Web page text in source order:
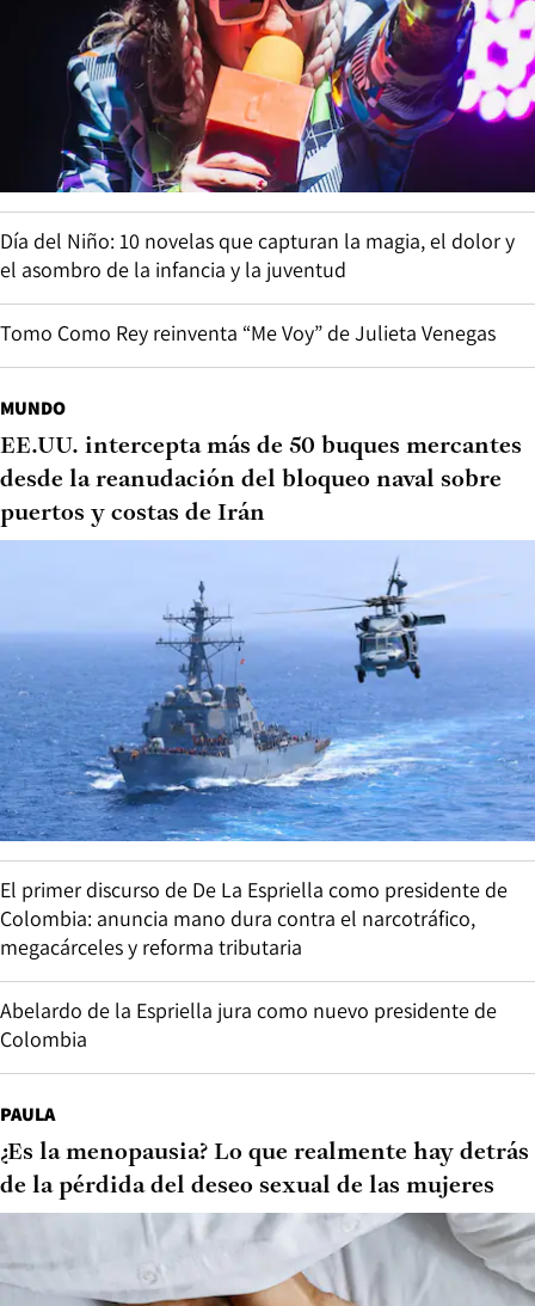
Día del Niño: 10 novelas que capturan la magia, el dolor y
el asombro de la infancia y la juventud
Tomo Como Rey reinventa “Me Voy” de Julieta Venegas
MUNDO
EE.UU. intercepta más de 50 buques mercantes
desde la reanudación del bloqueo naval sobre
puertos y costas de Irán
El primer discurso de De La Espriella como presidente de
Colombia: anuncia mano dura contra el narcotráfico,
megacárceles y reforma tributaria
Abelardo de la Espriella jura como nuevo presidente de
Colombia
PAULA
¿Es la menopausia? Lo que realmente hay detrás
de la pérdida del deseo sexual de las mujeres